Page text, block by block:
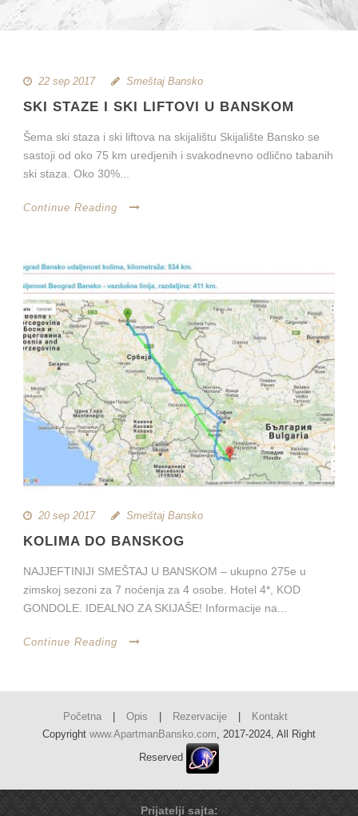
22 sep 2017 Smeštaj Bansko
SKI STAZE I SKI LIFTOVI U BANSKOM
Šema ski staza i ski liftova na skijalištu Skijalište Bansko se
sastoji od oko 75 km uredjenih i svakodnevno odlično tabanih
ski staza. Oko 30%...
Continue Reading
20 sep 2017 Smeštaj Bansko
KOLIMA DO BANSKOG
NAJJEFTINIJI SMEŠTAJ U BANSKOM – ukupno 275e u
zimskoj sezoni za 7 noćenja za 4 osobe. Hotel 4*, KOD
GONDOLE. IDEALNO ZA SKIJAŠE! Informacije na...
Continue Reading
Početna Opis Rezervacije
Kontakt
Copyright www.ApartmanBansko.com , 2017-2024, All Right
Reserved
Prijatelji sajta: